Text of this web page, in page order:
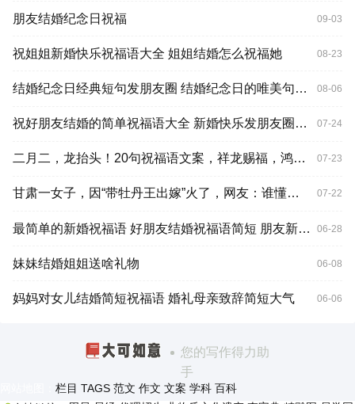
朋友结婚纪念日祝福 09-03
祝姐姐新婚快乐祝福语大全 姐姐结婚怎么祝福她 08-23
结婚纪念日经典短句发朋友圈 结婚纪念日的唯美句子发朋友圈 08-06
祝好朋友结婚的简单祝福语大全 新婚快乐发朋友圈说说句子 07-24
二月二，龙抬头！20句祝福语文案，祥龙赐福，鸿运当头！ 07-23
甘肃一女子，因“带牡丹王出嫁”火了，网友：谁懂这一刻的含金量 07-22
最简单的新婚祝福语 好朋友结婚祝福语简短 朋友新婚的祝福语结婚祝福语大全 06-28
妹妹结婚姐姐送啥礼物 06-08
妈妈对女儿结婚简短祝福语 婚礼母亲致辞简短大气 06-06
您的写作得力助
手
栏目 TAGS 范文 作文 文案 学科 百科